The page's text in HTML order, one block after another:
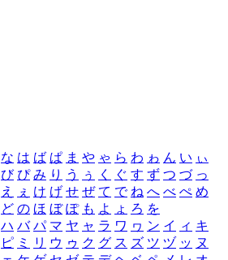
な は ば ぱ ま や ゃ ら わ ゎ ん い ぃ
び ぴ み り う ぅ く ぐ す ず つ づ っ
え ぇ け げ せ ぜ て で ね へ べ ぺ め
ど の ほ ぼ ぽ も よ ょ ろ を
ハ バ パ マ ヤ ャ ラ ワ ヮ ン イ ィ キ
ピ ミ リ ウ ゥ ク グ ス ズ ツ ヅ ッ ヌ